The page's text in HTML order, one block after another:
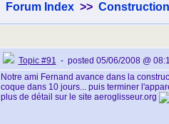
Forum Index>>
Topic #91 - posted 05/06/2008 @
Notre ami Fernand avance dans la
coque dans 10 jours... puis terminer
plus de détail sur le site aeroglisseur.org